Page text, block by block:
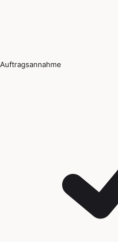
Auftragsannahme